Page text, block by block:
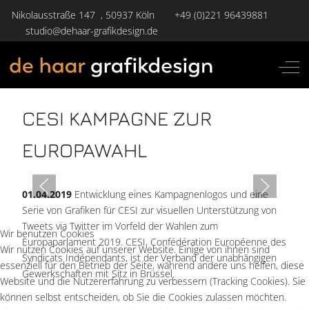
Nikolausstraße 147 , 50937 Köln
+49 (0)221 96439881
studio@dehaar-grafikdesign.de
Off-
CESI KAMPAGNE ZUR
EUROPAWAHL
01.04.2019 Entwicklung eines Kampagnenlogos und eine
Serie von Grafiken für CESI zur visuellen Unterstützung von
Tweets via Twitter im Vorfeld der Wahlen zum
Europaparlament 2019. CESI, Confédération Européenne des
Syndicats Indépendants, ist der Verband der unabhängigen
Gewerkschaften mit Sitz in Brüssel.
Wir benutzen Cookies
Wir nutzen Cookies auf unserer Website. Einige von ihnen sind
essenziell für den Betrieb der Seite, während andere uns helfen, diese
Website und die Nutzererfahrung zu verbessern (Tracking Cookies). Sie
können selbst entscheiden, ob Sie die Cookies zulassen möchten.